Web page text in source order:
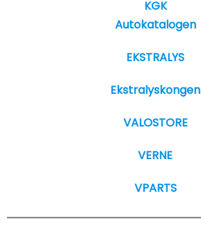
KGK
Autokatalogen
EKSTRALYS
Ekstralyskongen
VALOSTORE
VERNE
VPARTS